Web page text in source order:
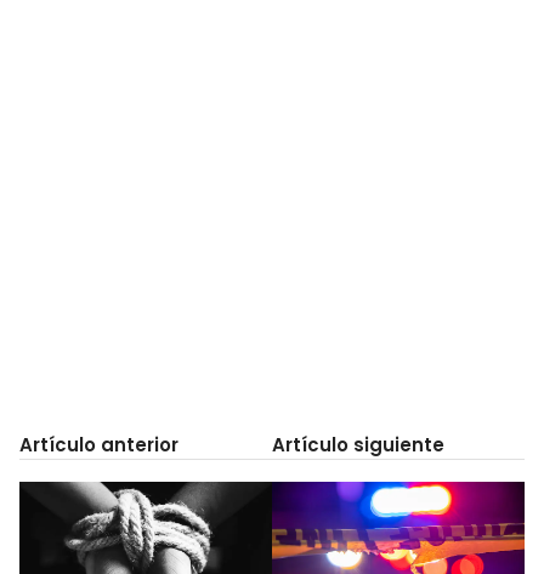
Artículo anterior Artículo siguiente